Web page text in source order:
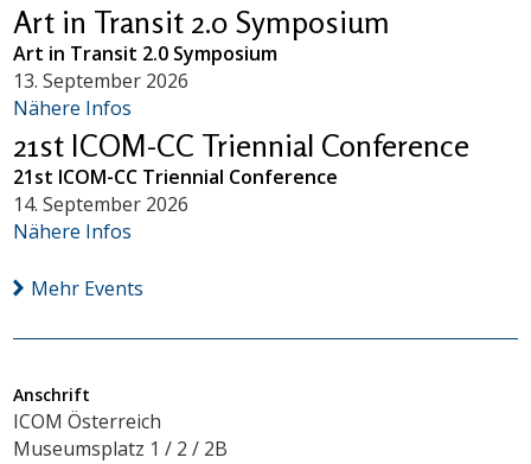
Art in Transit 2.0 Symposium
Art in Transit 2.0 Symposium
13. September 2026
Nähere Infos
21st ICOM-CC Triennial Conference
21st ICOM-CC Triennial Conference
14. September 2026
Nähere Infos
Mehr Events
Anschrift
ICOM Österreich
Museumsplatz 1 / 2 / 2B